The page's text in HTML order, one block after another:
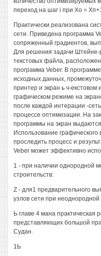
переход на шаг i при Хо =
Практически реализована
сети. Приведена программа
сопряженный градиентов,
Для решения задачи
текстовых файла,
программа Veber. В
исходных данных,
принтер и экран ь ч-
графическом режиме на
после каждой интерации -
процессе оптимизации. На
программы на экран
Использование
проследить процесс и
Veber может эффективно
1 - при наличии однородной
строительств:
Z - для1 предварительного
узлов сети при
Ь главе 4 мана
представляющих большой
Судан.
1Ь